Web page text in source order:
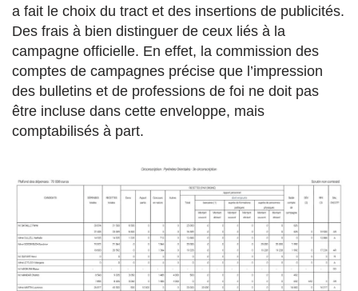
a fait le choix du tract et des insertions de publicités.
Des frais à bien distinguer de ceux liés à la
campagne officielle. En effet, la commission des
comptes de campagnes précise que l’impression
des bulletins et de professions de foi ne doit pas
être incluse dans cette enveloppe, mais
comptabilisés à part.